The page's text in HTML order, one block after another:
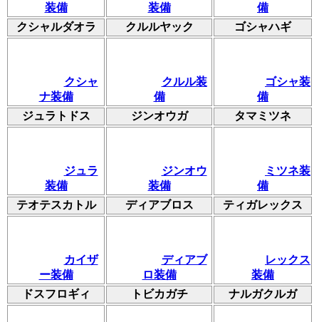
装備
装備
備
クシャルダオラ
クルルヤック ゴシャハギ
クシャ
ナ装備
クルル装
備
ゴシャ装
備
ジュラトドス
ジンオウガ タマミツネ
ジュラ
装備
ジンオウ
装備
ミツネ装
備
テオテスカトル
ディアブロス ティガレックス
カイザ
ー装備
ディアブ
ロ装備
レックス
装備
ドスフロギィ
トビカガチ ナルガクルガ